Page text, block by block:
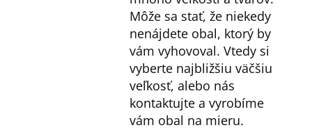
Môže sa stať, že niekedy
nenájdete obal, ktorý by
vám vyhovoval. Vtedy si
vyberte najbližšiu väčšiu
veľkosť, alebo nás
kontaktujte a vyrobíme
vám obal na mieru.